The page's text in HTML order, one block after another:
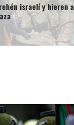
israelí y hieren a